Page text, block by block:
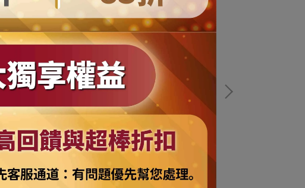
【摩達客寵物系列】LED寵物發光吊墜吊飾
(橘色)夜間遛狗貓防走失閃光燈掛墜（三段發
光模式）(YMP81017003)
NT$139